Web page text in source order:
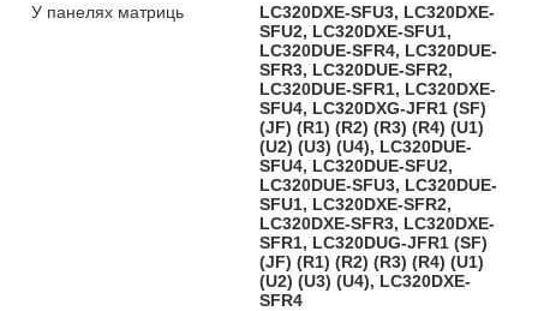
У панелях матриць
LC320DXE-SFU3, LC320DXE-
SFU2, LC320DXE-SFU1,
LC320DUE-SFR4, LC320DUE-
SFR3, LC320DUE-SFR2,
LC320DUE-SFR1, LC320DXE-
SFU4, LC320DXG-JFR1 (SF)
(JF) (R1) (R2) (R3) (R4) (U1)
(U2) (U3) (U4), LC320DUE-
SFU4, LC320DUE-SFU2,
LC320DUE-SFU3, LC320DUE-
SFU1, LC320DXE-SFR2,
LC320DXE-SFR3, LC320DXE-
SFR1, LC320DUG-JFR1 (SF)
(JF) (R1) (R2) (R3) (R4) (U1)
(U2) (U3) (U4), LC320DXE-
SFR4